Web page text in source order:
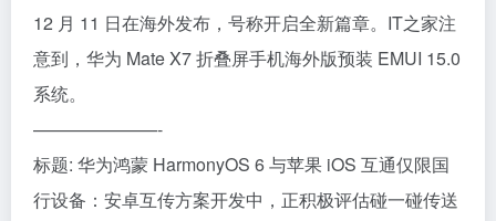
12 月 11 日在海外发布，号称开启全新篇章。IT之家注
意到，华为 Mate X7 折叠屏手机海外版预装 EMUI 15.0
系统。
———————-
标题: 华为鸿蒙 HarmonyOS 6 与苹果 iOS 互通仅限国
行设备：安卓互传方案开发中，正积极评估碰一碰传送